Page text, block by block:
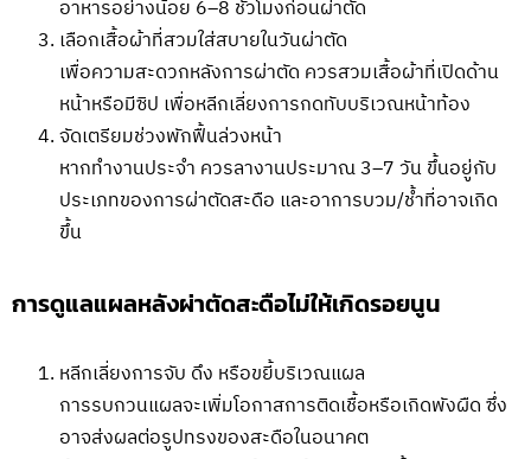
อาหารอย่างน้อย 6–8 ชั่วโมงก่อนผ่าตัด
เลือกเสื้อผ้าที่สวมใส่สบายในวันผ่าตัด
เพื่อความสะดวกหลังการผ่าตัด ควรสวมเสื้อผ้าที่เปิดด้าน
หน้าหรือมีซิป เพื่อหลีกเลี่ยงการกดทับบริเวณหน้าท้อง
จัดเตรียมช่วงพักฟื้นล่วงหน้า
หากทำงานประจำ ควรลางานประมาณ 3–7 วัน ขึ้นอยู่กับ
ประเภทของการผ่าตัดสะดือ และอาการบวม/ช้ำที่อาจเกิด
ขึ้น
การดูแลแผลหลังผ่าตัดสะดือไม่ให้เกิดรอยนูน
หลีกเลี่ยงการจับ ดึง หรือขยี้บริเวณแผล
การรบกวนแผลจะเพิ่มโอกาสการติดเชื้อหรือเกิดพังผืด ซึ่ง
อาจส่งผลต่อรูปทรงของสะดือในอนาคต